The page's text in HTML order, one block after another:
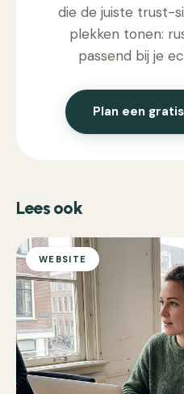
die de juiste trust-
plekken tonen:
passend bij je
Plan een
Lees ook
WEBSITE